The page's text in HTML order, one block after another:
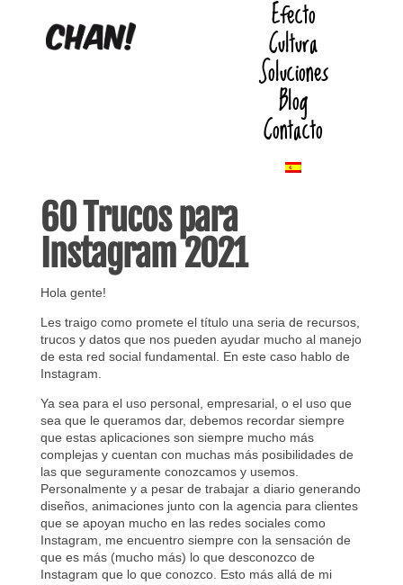
Efecto
Cultura
Soluciones
Blog
Contacto
60 Trucos para
Instagram 2021
Hola gente!
Les traigo como promete el título una seria de recursos,
trucos y datos que nos pueden ayudar mucho al manejo
de esta red social fundamental. En este caso hablo de
Instagram.
Ya sea para el uso personal, empresarial, o el uso que
sea que le queramos dar, debemos recordar siempre
que estas aplicaciones son siempre mucho más
complejas y cuentan con muchas más posibilidades de
las que seguramente conozcamos y usemos.
Personalmente y a pesar de trabajar a diario generando
diseños, animaciones junto con la agencia para clientes
que se apoyan mucho en las redes sociales como
Instagram, me encuentro siempre con la sensación de
que es más (mucho más) lo que desconozco de
Instagram que lo que conozco. Esto más allá de mi